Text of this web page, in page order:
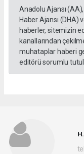
Anadolu Ajansı
Haber Ajansı
haberler, sitemizin
kanallarından
muhataplar haberi
editörü sorumlu